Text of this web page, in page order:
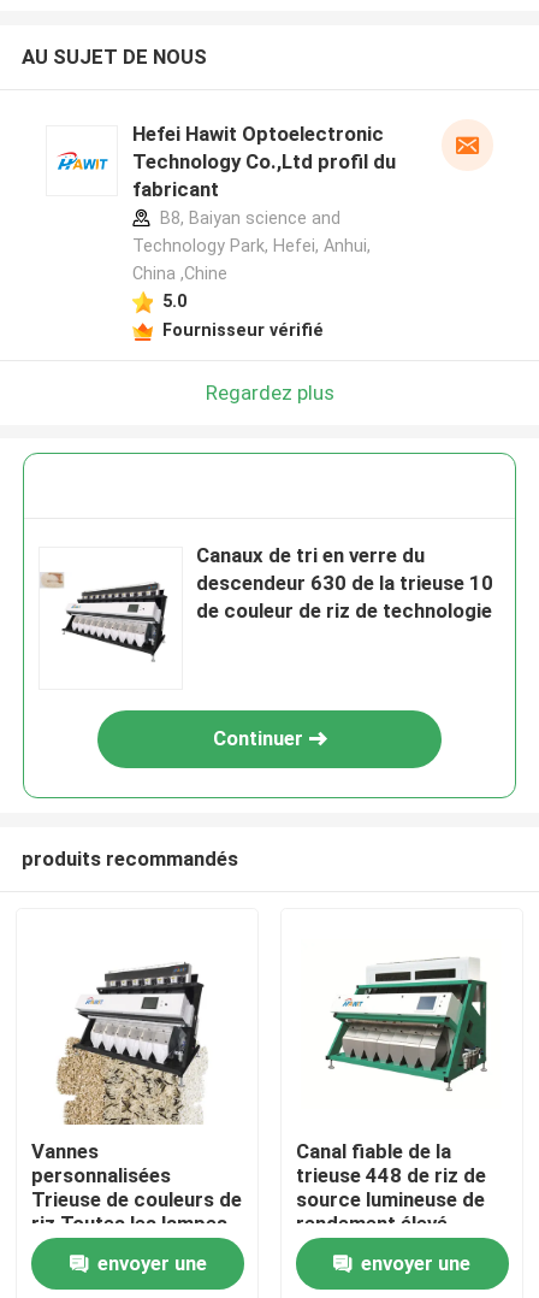
Accueil
A propos de nous
Contacts
AU SUJET DE NOUS
Hefei Hawit Optoelectronic
Technology Co.,Ltd profil du
fabricant
B8, Baiyan science and
Technology Park, Hefei, Anhui,
China ,Chine
5.0
Fournisseur vérifié
Regardez plus
Canaux de tri en verre du
descendeur 630 de la trieuse 10
de couleur de riz de technologie
Continuer
produits recommandés
Vannes
personnalisées
Trieuse de couleurs de
riz Toutes les lampes
à LED
envoyer une
Canal fiable de la
trieuse 448 de riz de
source lumineuse de
rendement élevé
envoyer une